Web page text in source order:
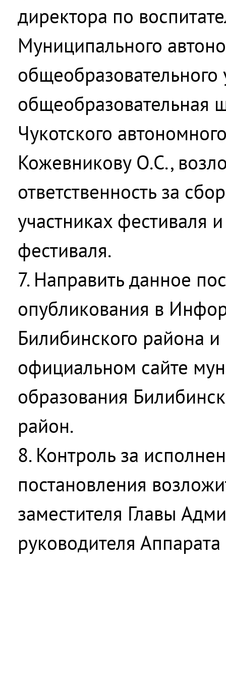
директора по
Муниципального
общеобразовательная
Чукотского
Кожевникову О.С.,
ответственность за
участниках фестиваля
фестиваля.
7. Направить данное
опубликования в
Билибинского района и
официальном сайте
образования
район.
8. Контроль за
постановления
заместителя Главы
руководителя